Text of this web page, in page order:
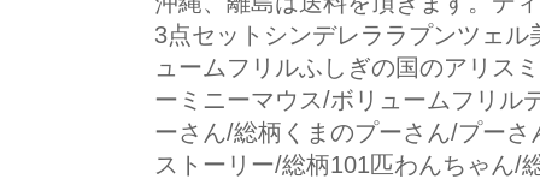
3点セットシンデレララプンツェ
ュームフリルふしぎの国のアリス
ーミニーマウス/ボリュームフリル
ーさん/総柄くまのプーさん/プー
ストーリー/総柄101匹わんちゃん/